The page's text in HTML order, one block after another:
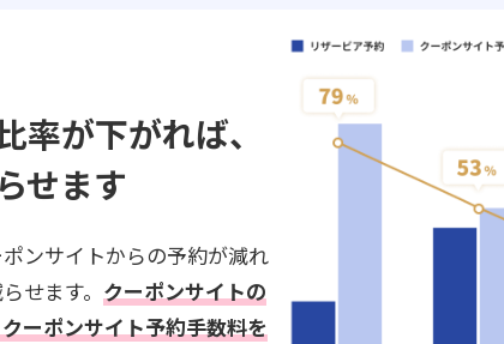
率が下がれば、
せます
ンサイトからの予約が減れ
せます。 クーポンサイトの
ーポンサイト予約手数料を